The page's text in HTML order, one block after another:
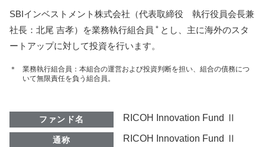
SBIインベストメント株式会社（代表取締役 執行役員会長兼
社長：北尾 吉孝）を業務執行組合員 ＊ とし、主に海外のスタ
ートアップに対して投資を行います。
＊
業務執行組合員：本組合の運営および投資判断を担い、組合の債務につ
いて無限責任を負う組合員。
ファンド名 RICOH Innovation Fund Ⅱ
通称 RICOH Innovation Fund Ⅱ